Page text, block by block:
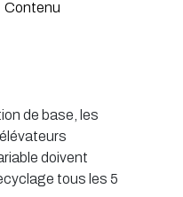
Contenu
de base, les
doivent
tous les 5